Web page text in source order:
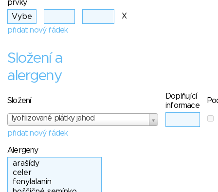
prvky
X
přidat nový řádek
Složení a
alergeny
Složení
Doplňující
informace
lyofilizované plátky jahod
přidat nový řádek
Alergeny